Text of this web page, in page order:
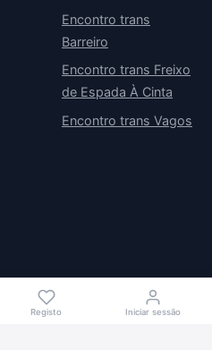
Registo Iniciar sessão
Encontro trans
Barreiro
Encontro trans Freixo
de Espada À Cinta
Encontro trans Vagos